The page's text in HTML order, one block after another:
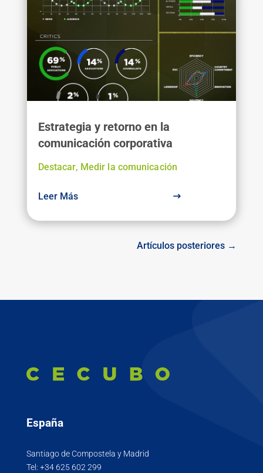
Estrategia y retorno en la
comunicación corporativa
Destacar, Medir la comunicación
Leer Más
Artículos posteriores →
España
Santiago de Compostela y Madrid
Tel: +34 625 602 299